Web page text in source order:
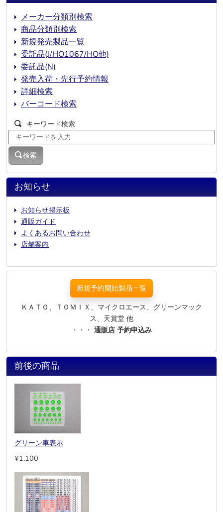
お知らせ
お知らせ掲示板
通販ガイド
よくあるお問い合わせ
店舗案内
メーカー分類別検索
商品分類別検索
新規発売製品一覧
委託品(J/HO1067/HO他)
委託品(N)
発売入荷・先行予約情報
詳細検索
バーコード検索
キーワード検索
検索
新規予約開始製品一覧
ＫＡＴＯ、ＴＯＭＩＸ、マイクロエース、グリーンマック
ス、天賞堂 他
・・・ 通販店 予約申込み
前後の商品
グリーン車表示
¥1,100